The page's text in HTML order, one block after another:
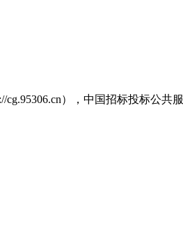
），中国招标投标公共服